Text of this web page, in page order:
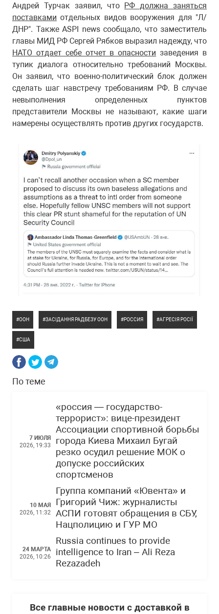
Андрей Турчак заявил, что РФ должна заняться
поставками отдельных видов вооружения для "Л/
ДНР". Также ASPI news сообщало, что заместитель
главы МИД РФ Сергей Рябков выразил надежду, что
НАТО отдает себе отчет в опасности заведения в
тупик диалога относительно требований Москвы.
Он заявил, что военно-политический блок должен
сделать шаг навстречу требованиям РФ. В случае
невыполнения определенных пунктов
представители Москвы не называют, какие шаги
намерены осуществлять против других государств.
ООН ЗАСІДАННЯ РАДБЕЗУ ООН РОССИЯ АГРЕСІЯ РОСІЇ
США
По теме
7 ИЮЛЯ
2026, 19:33
«россия — государство-
террорист»: вице-президент
Ассоциации спортивной борьбы
города Киева Михаил Бугай
резко осудил решение МОК о
допуске российских
спортсменов
10 МАЯ
2026, 11:32
Группа компаний «Ювента» и
Григорий Чиж: журналисты
АСПИ готовят обращения в СБУ,
Нацполицию и ГУР МО
24 МАРТА
2026, 10:26
Russia continues to provide
intelligence to Iran – Ali Reza
Rezazadeh
Все главные новости с доставкой в